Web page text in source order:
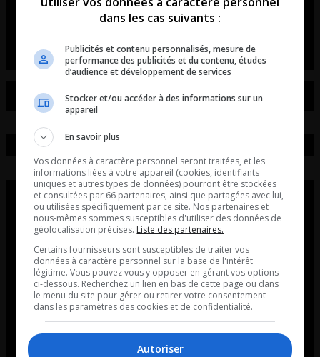
dans les cas suivants :
Publicités et contenu personnalisés, mesure de
performance des publicités et du contenu, études
d’audience et développement de services
Stocker et/ou accéder à des informations sur un
appareil
En savoir plus
Vos données à caractère personnel seront traitées, et les
informations liées à votre appareil (cookies, identifiants
uniques et autres types de données) pourront être stockées
et consultées par 66 partenaires, ainsi que partagées avec lui,
ou utilisées spécifiquement par ce site. Nos partenaires et
nous-mêmes sommes susceptibles d'utiliser des données de
géolocalisation précises. Liste des partenaires.
Certains fournisseurs sont susceptibles de traiter vos
données à caractère personnel sur la base de l'intérêt
légitime. Vous pouvez vous y opposer en gérant vos options
ci-dessous. Recherchez un lien en bas de cette page ou dans
le menu du site pour gérer ou retirer votre consentement
dans les paramètres des cookies et de confidentialité.
Autoriser